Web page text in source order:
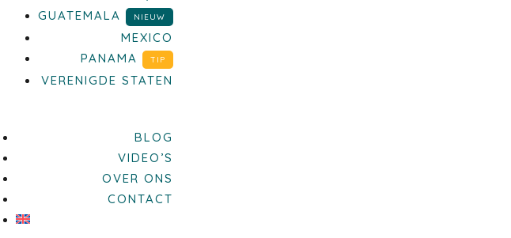
GUATEMALA
NIEUW
MEXICO
PANAMA
TIP
VERENIGDE STATEN
BLOG
VIDEO’S
OVER ONS
CONTACT